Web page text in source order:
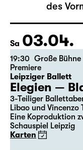
Der
des
Sa 03.04.
19:30 Große Bühne
Premiere
Leipziger Ballett
Elegien —
3-Teiliger